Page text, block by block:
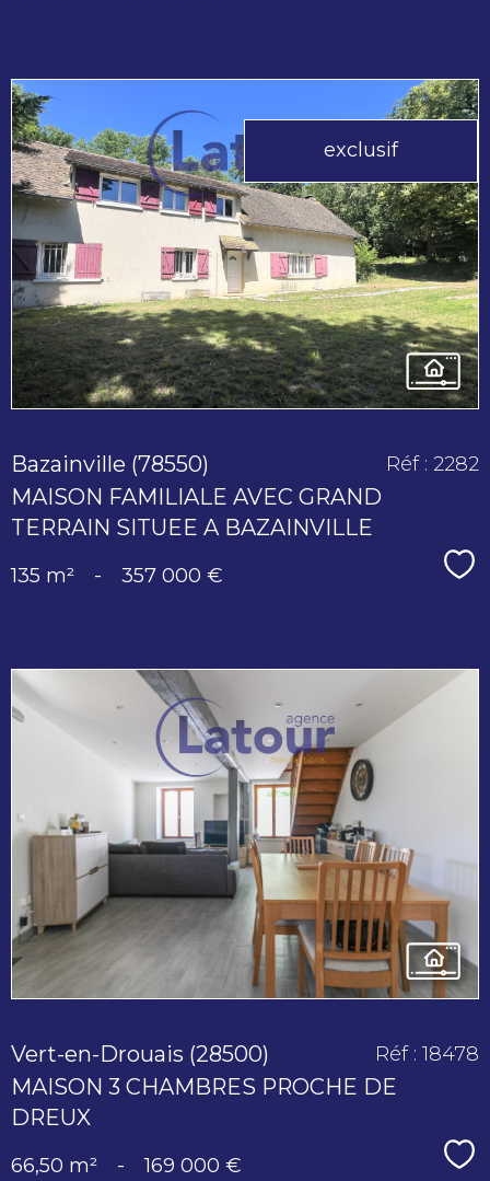
exclusif
voir le
bien
Bazainville (78550)
MAISON FAMILIALE AVEC GRAND
TERRAIN SITUEE A BAZAINVILLE
Réf : 2282
135 m² - 357 000 €
voir le
bien
Vert-en-Drouais (28500)
MAISON 3 CHAMBRES PROCHE DE
DREUX
Réf : 18478
66,50 m² - 169 000 €